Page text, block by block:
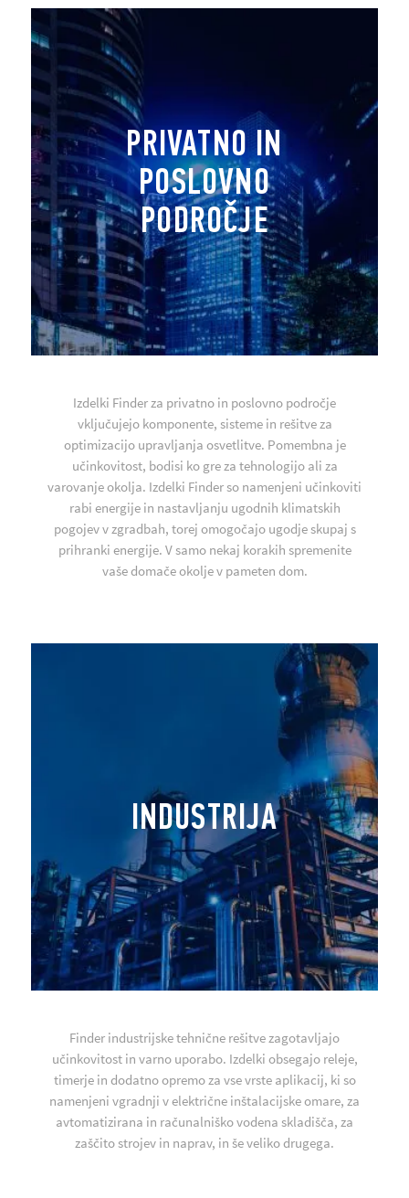
PRIVATNO IN
POSLOVNO
PODROČJE
Izdelki Finder za privatno in poslovno področje
vključujejo komponente, sisteme in rešitve za
optimizacijo upravljanja osvetlitve. Pomembna je
učinkovitost, bodisi ko gre za tehnologijo ali za
varovanje okolja. Izdelki Finder so namenjeni učinkoviti
rabi energije in nastavljanju ugodnih klimatskih
pogojev v zgradbah, torej omogočajo ugodje skupaj s
prihranki energije. V samo nekaj korakih spremenite
vaše domače okolje v pameten dom.
INDUSTRIJA
Finder industrijske tehnične rešitve zagotavljajo
učinkovitost in varno uporabo. Izdelki obsegajo releje,
timerje in dodatno opremo za vse vrste aplikacij, ki so
namenjeni vgradnji v električne inštalacijske omare, za
avtomatizirana in računalniško vodena skladišča, za
zaščito strojev in naprav, in še veliko drugega.